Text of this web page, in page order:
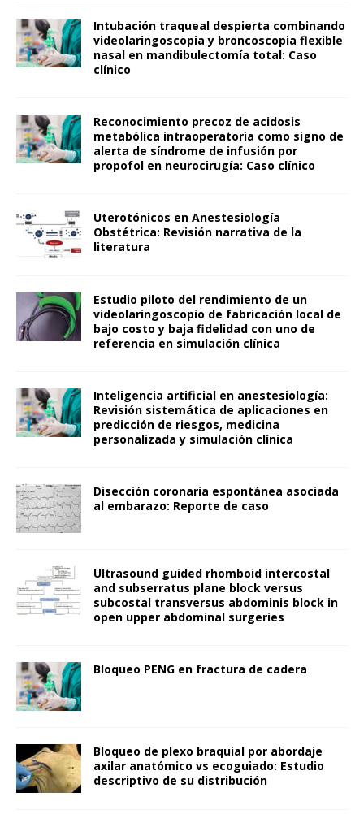
Intubación traqueal despierta combinando
videolaringoscopia y broncoscopia flexible
nasal en mandibulectomía total: Caso
clínico
Reconocimiento precoz de acidosis
metabólica intraoperatoria como signo de
alerta de síndrome de infusión por
propofol en neurocirugía: Caso clínico
Uterotónicos en Anestesiología
Obstétrica: Revisión narrativa de la
literatura
Estudio piloto del rendimiento de un
videolaringoscopio de fabricación local de
bajo costo y baja fidelidad con uno de
referencia en simulación clínica
Inteligencia artificial en anestesiología:
Revisión sistemática de aplicaciones en
predicción de riesgos, medicina
personalizada y simulación clínica
Disección coronaria espontánea asociada
al embarazo: Reporte de caso
Ultrasound guided rhomboid intercostal
and subserratus plane block versus
subcostal transversus abdominis block in
open upper abdominal surgeries
Bloqueo PENG en fractura de cadera
Bloqueo de plexo braquial por abordaje
axilar anatómico vs ecoguiado: Estudio
descriptivo de su distribución